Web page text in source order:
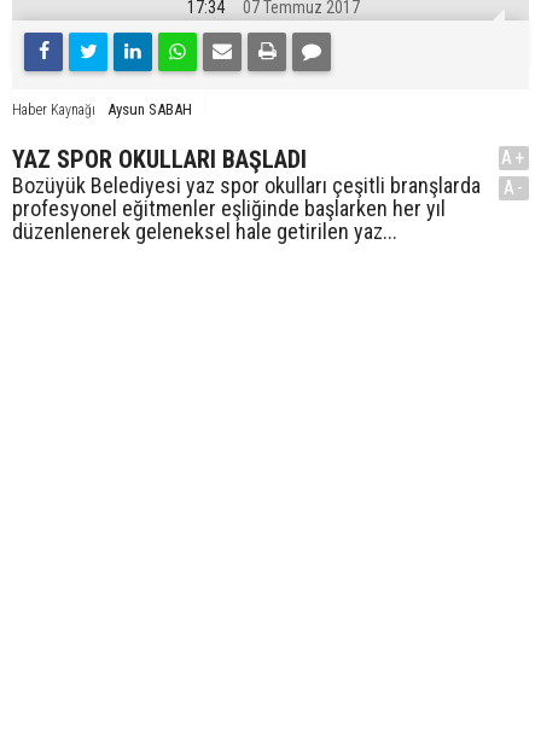
17:34 07 Temmuz 2017
Haber Kaynağı Aysun SABAH
YAZ SPOR OKULLARI BAŞLADI
Bozüyük Belediyesi yaz spor okulları çeşitli branşlarda
profesyonel eğitmenler eşliğinde başlarken her yıl
düzenlenerek geleneksel hale getirilen yaz...
A+
A-